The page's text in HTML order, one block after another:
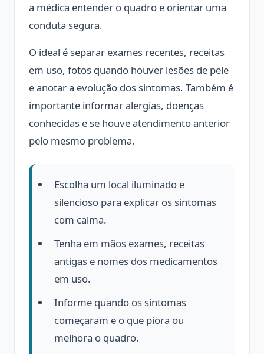
a médica entender o quadro e orientar uma
conduta segura.
O ideal é separar exames recentes, receitas
em uso, fotos quando houver lesões de pele
e anotar a evolução dos sintomas. Também é
importante informar alergias, doenças
conhecidas e se houve atendimento anterior
pelo mesmo problema.
Escolha um local iluminado e
silencioso para explicar os sintomas
com calma.
Tenha em mãos exames, receitas
antigas e nomes dos medicamentos
em uso.
Informe quando os sintomas
começaram e o que piora ou
melhora o quadro.